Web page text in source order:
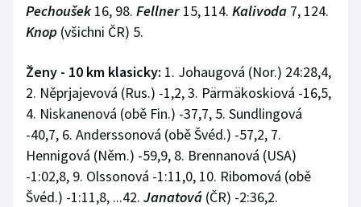
Pechoušek 16, 98. Fellner 15, 114. Kalivoda 7, 124.
Knop (všichni ČR) 5.
Ženy - 10 km klasicky: 1. Johaugová (Nor.) 24:28,4,
2. Něprjajevová (Rus.) -1,2, 3. Pärmäkoskiová -16,5,
4. Niskanenová (obě Fin.) -37,7, 5. Sundlingová
-40,7, 6. Anderssonová (obě Švéd.) -57,2, 7.
Hennigová (Něm.) -59,9, 8. Brennanová (USA)
-1:02,8, 9. Olssonová -1:11,0, 10. Ribomová (obě
Švéd.) -1:11,8, ...42. Janatová (ČR) -2:36,2.